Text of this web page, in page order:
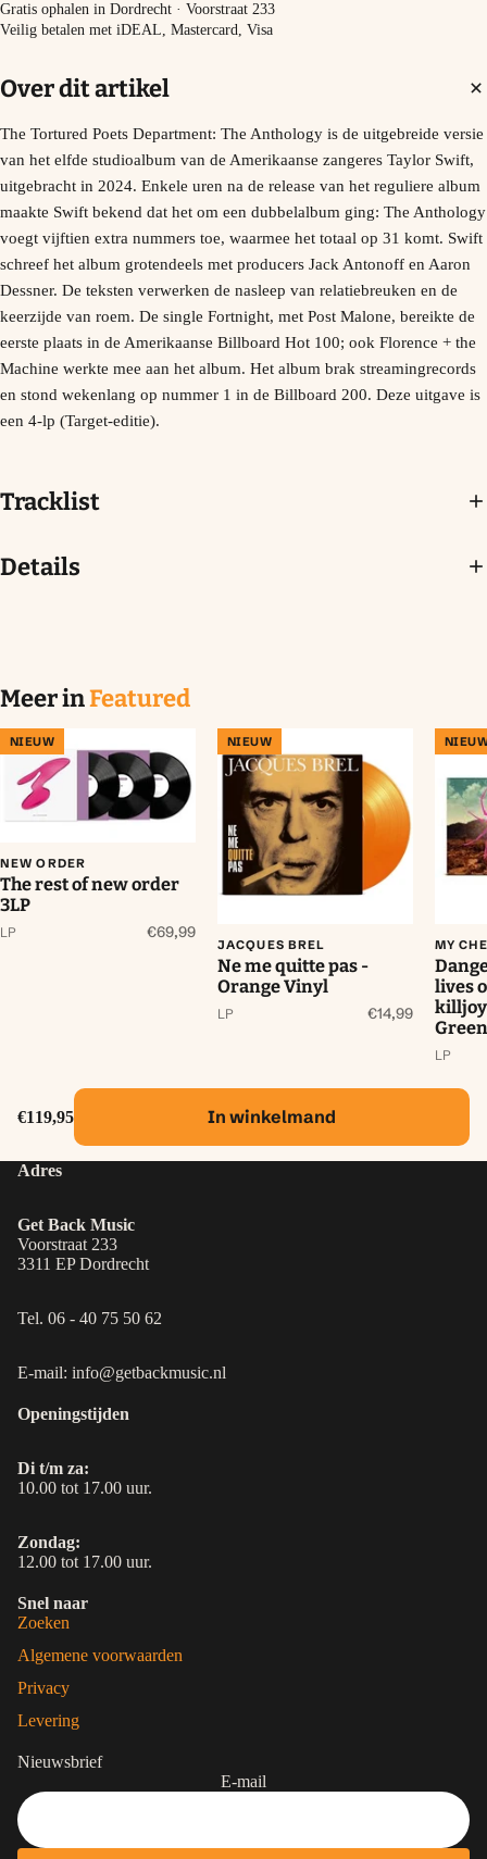
Gratis ophalen in Dordrecht · Voorstraat 233
Veilig betalen met iDEAL, Mastercard, Visa
Over dit artikel
The Tortured Poets Department: The Anthology is de uitgebreide versie
van het elfde studioalbum van de Amerikaanse zangeres Taylor Swift,
uitgebracht in 2024. Enkele uren na de release van het reguliere album
maakte Swift bekend dat het om een dubbelalbum ging: The Anthology
voegt vijftien extra nummers toe, waarmee het totaal op 31 komt. Swift
schreef het album grotendeels met producers Jack Antonoff en Aaron
Dessner. De teksten verwerken de nasleep van relatiebreuken en de
keerzijde van roem. De single Fortnight, met Post Malone, bereikte de
eerste plaats in de Amerikaanse Billboard Hot 100; ook Florence + the
Machine werkte mee aan het album. Het album brak streamingrecords
en stond wekenlang op nummer 1 in de Billboard 200. Deze uitgave is
een 4-lp (Target-editie).
Tracklist
Details
Meer inFeatured
NIEUW
NEW ORDER
The rest of new order
3LP
LP €69,99
NIEUW
JACQUES BREL
Ne me quitte pas -
Orange Vinyl
LP €14,99
MY
lives
LP
€119,95 In winkelmand
Adres
Get Back Music
Voorstraat 233
3311 EP Dordrecht
Tel. 06 - 40 75 50 62
E-mail: info@getbackmusic.nl
Openingstijden
Di t/m za:
10.00 tot 17.00 uur.
Zondag:
12.00 tot 17.00 uur.
Snel naar
Zoeken
Algemene voorwaarden
Privacy
Levering
Nieuwsbrief
E-mail